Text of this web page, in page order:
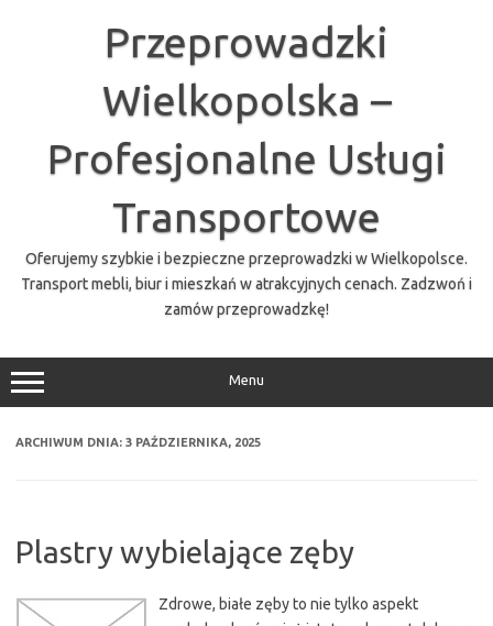
Przeprowadzki
Wielkopolska –
Profesjonalne Usługi
Transportowe
Oferujemy szybkie i bezpieczne przeprowadzki w Wielkopolsce.
Transport mebli, biur i mieszkań w atrakcyjnych cenach. Zadzwoń i
zamów przeprowadzkę!
Menu
ARCHIWUM DNIA: 3 PAŹDZIERNIKA, 2025
Plastry wybielające zęby
Zdrowe, białe zęby to nie tylko aspekt